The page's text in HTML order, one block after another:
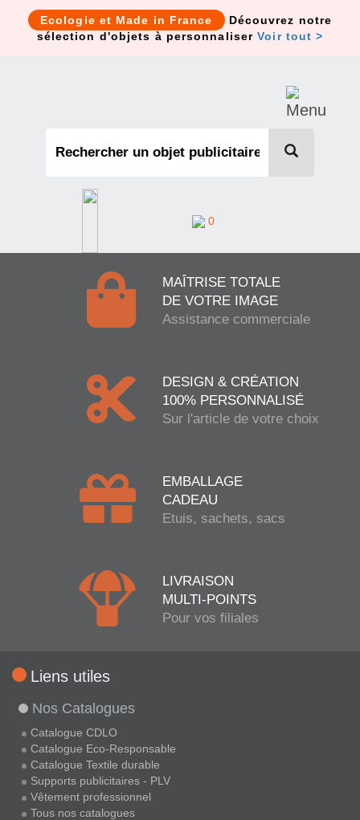
Ecologie et Made in France
Découvrez notre
sélection d'objets à personnaliserVoir tout >
0
MAÎTRISE TOTALE
DE VOTRE IMAGE
Assistance commerciale
DESIGN & CRÉATION
100% PERSONNALISÉ
Sur l'article de votre choix
EMBALLAGE
CADEAU
Etuis, sachets, sacs
LIVRAISON
MULTI-POINTS
Pour vos filiales
Liens utiles
Nos Catalogues
Catalogue CDLO
Catalogue Eco-Responsable
Catalogue Textile durable
Supports publicitaires - PLV
Vêtement professionnel
Tous nos catalogues
Cookies management panel